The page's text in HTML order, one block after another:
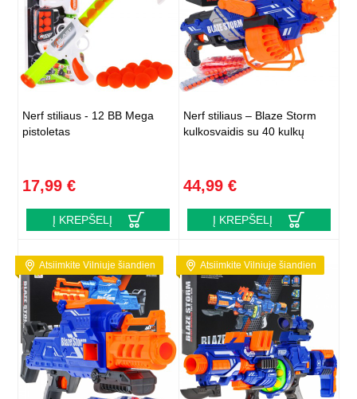
Nerf stiliaus - 12 BB Mega
pistoletas
17,99 €
Į KREPŠELĮ
Nerf stiliaus – Blaze Storm
kulkosvaidis su 40 kulkų
44,99 €
Į KREPŠELĮ
Atsiimkite Vilniuje šiandien Atsiimkite Vilniuje šiandien